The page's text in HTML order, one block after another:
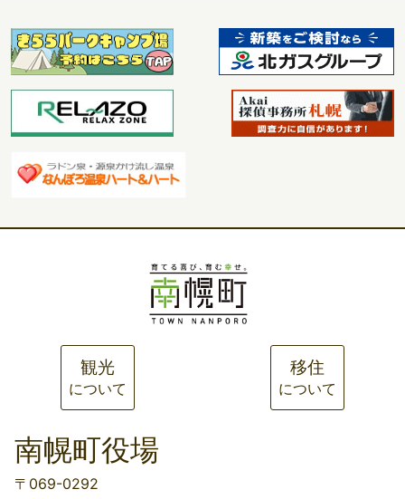
観光
について
移住
について
南幌町役場
〒069-0292